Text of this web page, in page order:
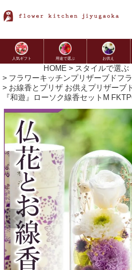
人気ギフト 用途で選ぶ お供え
HOME
スタイルで選ぶ
フラワーキッチンプリザーブドフ
お線香とプリザ お供えプリザーブ
『和遊』ローソク線香セットM